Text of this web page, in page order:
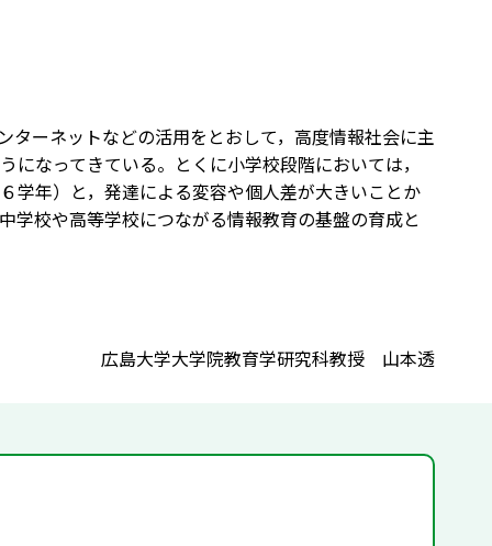
ーネットなどの活用をとおして，高度情報社会に主
なってきている。とくに小学校段階においては，
学年）と，発達による変容や個人差が大きいことか
学校や高等学校につながる情報教育の基盤の育成と
広島大学大学院教育学研究科教授 山本透